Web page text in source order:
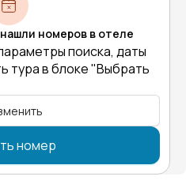
номеров в отеле
поиска, даты
тура в блоке "Выбрать
номер